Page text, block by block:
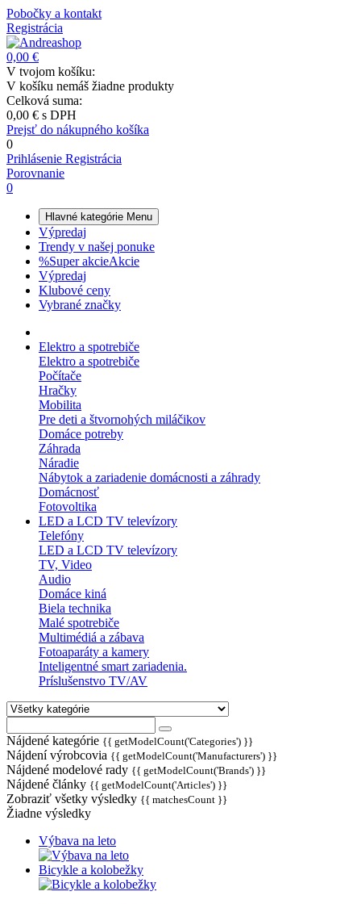
Pobočky a kontakt
Registrácia
0,00 €
V tvojom košíku:
V košíku nemáš žiadne produkty
Celková suma:
0,00 € s DPH
Prejsť do nákupného košíka
0
Prihlásenie Registrácia
Porovnanie
0
Hlavné kategórie Menu
Výpredaj
Trendy v našej ponuke
%Super akcieAkcie
Výpredaj
Klubové ceny
Vybrané značky
Elektro a spotrebiče
Elektro a spotrebiče
Počítače
Hračky
Mobilita
Pre deti a štvornohých miláčikov
Domáce potreby
Záhrada
Náradie
Nábytok a zariadenie domácnosti a záhrady
Domácnosť
Fotovoltika
LED a LCD TV televízory
Telefóny
LED a LCD TV televízory
TV, Video
Audio
Domáce kiná
Biela technika
Malé spotrebiče
Multimédiá a zábava
Fotoaparáty a kamery
Inteligentné smart zariadenia.
Príslušenstvo TV/AV
Nájdené kategórie {{ getModelCount('Categories') }}
Nájdení výrobcovia {{ getModelCount('Manufacturers') }}
Nájdené modelové rady {{ getModelCount('Brands') }}
Nájdené články {{ getModelCount('Articles') }}
Zobraziť všetky výsledky {{ matchesCount }}
Žiadne výsledky
Výbava na leto
Bicykle a kolobežky